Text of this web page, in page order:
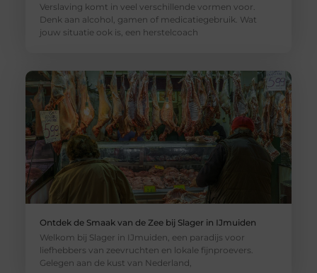
Verslaving komt in veel verschillende vormen voor.
Denk aan alcohol, gamen of medicatiegebruik. Wat
jouw situatie ook is, een herstelcoach
Ontdek de Smaak van de Zee bij Slager in IJmuiden
Welkom bij Slager in IJmuiden, een paradijs voor
liefhebbers van zeevruchten en lokale fijnproevers.
Gelegen aan de kust van Nederland,